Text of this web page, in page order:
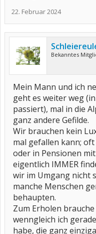
22. Februar 2024
Bekanntes
Mein Mann und ich
geht es weiter weg
passiert), mal in die
ganz andere Gefilde.
Wir brauchen kein
mal gefallen kann;
oder in Pensionen
eigentlich IMMER
wir im Umgang nicht
manche Menschen
behaupten.
Zum Erholen
wenngleich ich
habe, die ganz